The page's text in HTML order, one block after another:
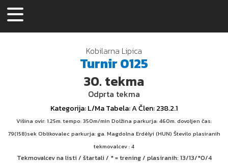
Kobilarna Lipica
Turnir0125
30. tekma
Odprta tekma
Kategorija: L/MaTabela: AČlen: 238.2.1
Višina ovir: 1.25m. tempo: 350m/min Dolžina parkurja: 460m. dovoljen čas:
79(158)sek Oblikovalec parkurja: ga. Magdolna Erdélyi (HUN) Število plasiranih
tekmovalcev : 4
Tekmovalcev na listi / štartali / * = trening / plasiranih: 13/13/*0/4